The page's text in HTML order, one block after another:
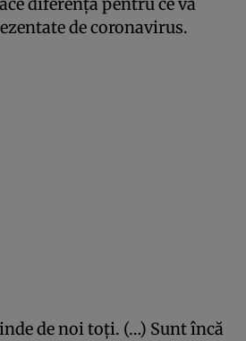
de coronavirus.
de noi toţi. (…) Sunt încă